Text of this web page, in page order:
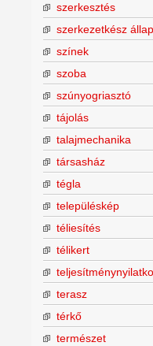
szerkesztés
szerkezetkész
színek
szoba
szúnyogriasztó
tájolás
talajmechanika
társasház
tégla
településkép
téliesítés
télikert
terasz
térkő
természet